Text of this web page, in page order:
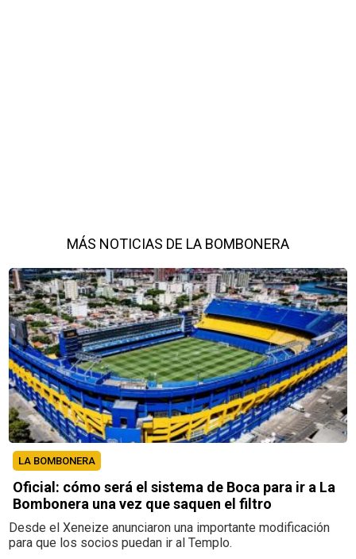
MÁS NOTICIAS DE LA BOMBONERA
LA BOMBONERA
Oficial: cómo será el sistema de Boca para ir a La
Bombonera una vez que saquen el filtro
Desde el Xeneize anunciaron una importante modificación
para que los socios puedan ir al Templo.